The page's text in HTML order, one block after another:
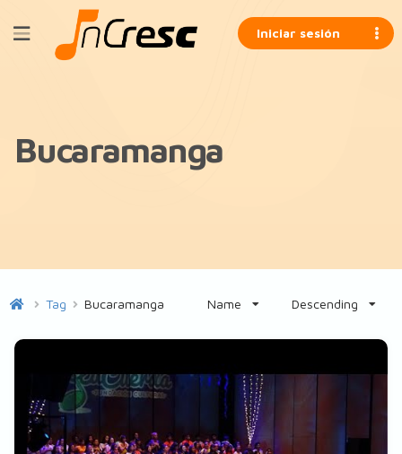
Iniciar sesión
Bucaramanga
Tag Bucaramanga Name Descending